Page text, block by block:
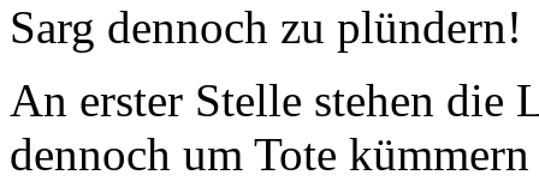
Sarg dennoch zu plündern!
An erster Stelle stehen die
dennoch um Tote